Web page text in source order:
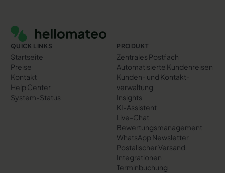
QUICK LINKS
Startseite
Preise
Kontakt
Help Center
System-Status
PRODUKT
Zentrales Postfach
Automatisierte Kundenreisen
Kunden- und Kontakt­
verwaltung
Insights
KI-Assistent
Live-Chat
Bewertungs­management
WhatsApp Newsletter
Postalischer Versand
Integrationen
Terminbuchung